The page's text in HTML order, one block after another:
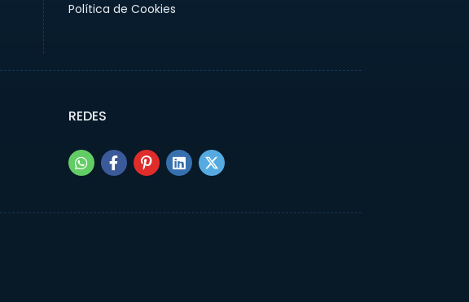
Política de Cookies
REDES